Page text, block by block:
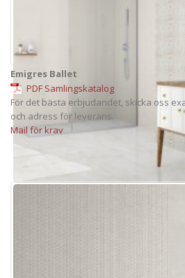
Emigres Ballet
PDF Samlingskatalog
För det bästa erbjudandet, skicka oss
och adress för leverans.
Mail för krav